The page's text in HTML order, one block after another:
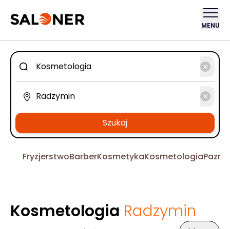
MENU
Szukaj
FryzjerstwoBarberKosmetykaKosmetologia
Kosmetologia Radzymin